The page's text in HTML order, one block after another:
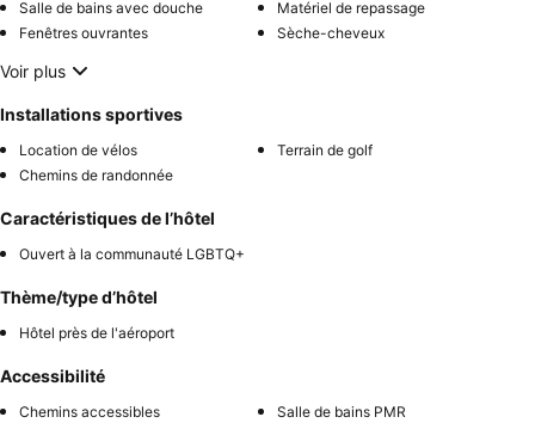
Salle de bains avec douche
Matériel de repassage
Fenêtres ouvrantes
Sèche-cheveux
Voir plus
Installations sportives
Location de vélos
Terrain de golf
Chemins de randonnée
Caractéristiques de l’hôtel
Ouvert à la communauté LGBTQ+
Thème/type d’hôtel
Hôtel près de l'aéroport
Accessibilité
Chemins accessibles
Salle de bains PMR